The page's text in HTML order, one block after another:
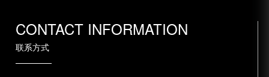
CONTACT INFORMATION
联系方式